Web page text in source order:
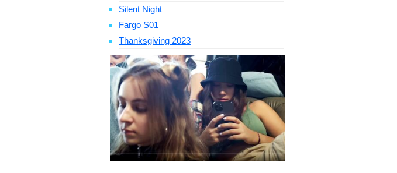
Silent Night
Fargo S01
Thanksgiving 2023